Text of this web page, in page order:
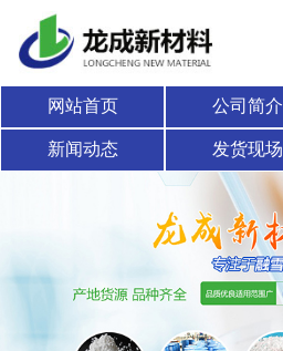
网站首页 公司简介
新闻动态 发货现场